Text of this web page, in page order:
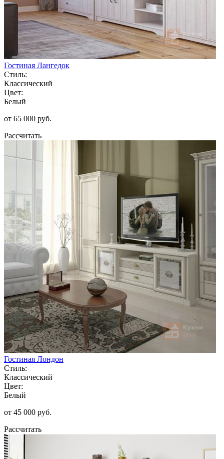
Гостиная Лангедок
Стиль:
Классический
Цвет:
Белый
от 65 000 руб.
Рассчитать
Гостиная Лондон
Стиль:
Классический
Цвет:
Белый
от 45 000 руб.
Рассчитать